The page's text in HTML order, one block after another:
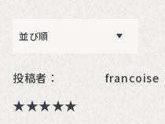
並び順
投稿者： francoise
★★★★★
★★★★★